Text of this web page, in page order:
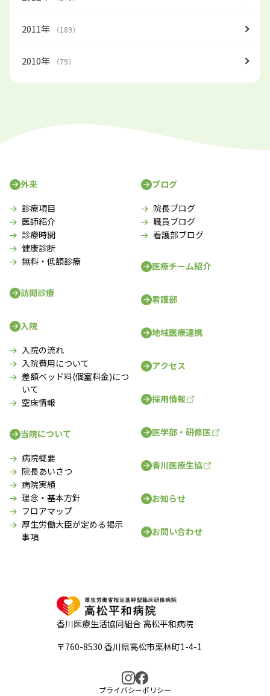
2011年 （189）
2010年 （79）
外来
診療項目
医師紹介
診療時間
健康診断
無料・低額診療
訪問診療
入院
入院の流れ
入院費用について
差額ベッド料(個室料金)につ
いて
空床情報
当院について
病院概要
院長あいさつ
病院実績
理念・基本方針
フロアマップ
厚生労働大臣が定める掲示
事項
ブログ
院長ブログ
職員ブログ
看護部ブログ
医療チーム紹介
看護部
地域医療連携
アクセス
採用情報
医学部・研修医
香川医療生協
お知らせ
お問い合わせ
香川医療生活協同組合 高松平和病院
〒760-8530 香川県高松市栗林町1-4-1
プライバシーポリシー